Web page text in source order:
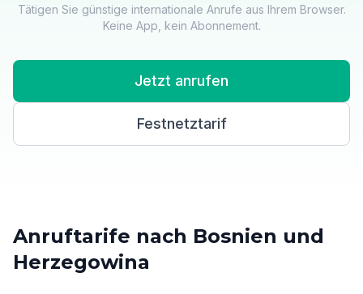
Tätigen Sie günstige internationale Anrufe aus Ihrem Browser.
Keine App, kein Abonnement.
Jetzt anrufen
Festnetztarif
Anruftarife nach Bosnien und
Herzegowina